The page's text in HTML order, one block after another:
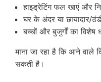
हाइड्रेटिंग फल खाएं और
घर के अंदर या छायादार/
बच्चों और बुजुर्गों का विशेष
माना जा रहा है कि आने वाले
सकती है।